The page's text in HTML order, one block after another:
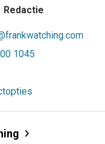
Redactie
1045